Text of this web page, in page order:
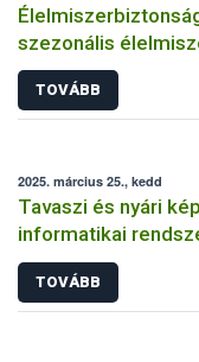
szezonális
TOVÁBB
2025. március 25., kedd
Tavaszi és nyári
informatikai
TOVÁBB